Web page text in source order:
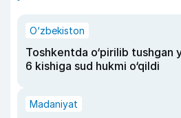
O‘zbekiston
Toshkentda o‘pirilib tushgan
6 kishiga sud hukmi o‘qildi
Madaniyat